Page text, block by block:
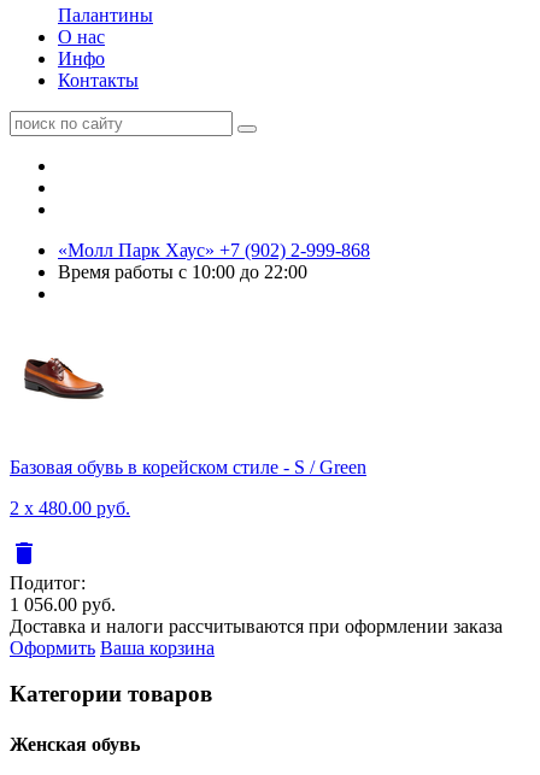
Палантины
О нас
Инфо
Контакты
«Молл Парк Хаус» +7 (902) 2-999-868
Время работы с 10:00 до 22:00
Базовая обувь в корейском стиле - S / Green
2 x 480.00 руб.
delete
Подитог:
1 056.00 руб.
Доставка и налоги рассчитываются при оформлении заказа
Оформить Ваша корзина
Категории товаров
Женcкая обувь